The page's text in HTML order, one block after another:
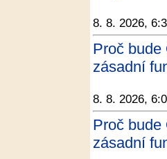
8. 8. 2026,
Proč bude
zásadní
8. 8. 2026,
Proč bude
zásadní